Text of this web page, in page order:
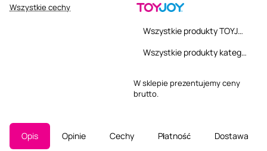
Wszystkie cechy
Wszystkie produkty TOYJOY
Wszystkie produkty kategorii
W sklepie prezentujemy ceny
brutto.
Opis Opinie Cechy Płatność Dostawa